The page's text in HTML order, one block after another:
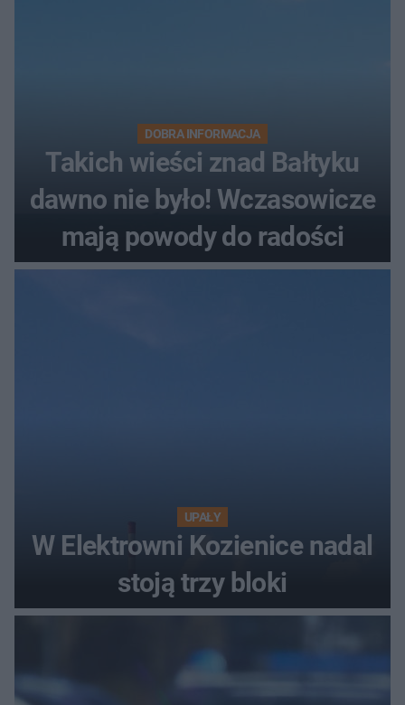
DOBRA INFORMACJA
Takich wieści znad Bałtyku
dawno nie było! Wczasowicze
mają powody do radości
UPAŁY
W Elektrowni Kozienice nadal
stoją trzy bloki